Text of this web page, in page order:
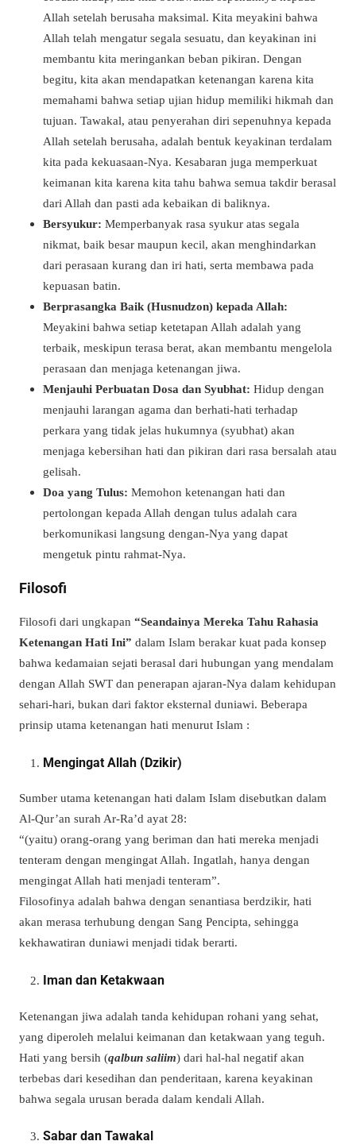
Allah setelah berusaha maksimal. Kita meyakini bahwa
Allah telah mengatur segala sesuatu, dan keyakinan ini
membantu kita meringankan beban pikiran. Dengan
begitu, kita akan mendapatkan ketenangan karena kita
memahami bahwa setiap ujian hidup memiliki hikmah dan
tujuan. Tawakal, atau penyerahan diri sepenuhnya kepada
Allah setelah berusaha, adalah bentuk keyakinan terdalam
kita pada kekuasaan-Nya. Kesabaran juga memperkuat
keimanan kita karena kita tahu bahwa semua takdir berasal
dari Allah dan pasti ada kebaikan di baliknya.
Bersyukur: Memperbanyak rasa syukur atas segala
nikmat, baik besar maupun kecil, akan menghindarkan
dari perasaan kurang dan iri hati, serta membawa pada
kepuasan batin.
Berprasangka Baik (Husnudzon) kepada Allah:
Meyakini bahwa setiap ketetapan Allah adalah yang
terbaik, meskipun terasa berat, akan membantu mengelola
perasaan dan menjaga ketenangan jiwa.
Menjauhi Perbuatan Dosa dan Syubhat: Hidup dengan
menjauhi larangan agama dan berhati-hati terhadap
perkara yang tidak jelas hukumnya (syubhat) akan
menjaga kebersihan hati dan pikiran dari rasa bersalah atau
gelisah.
Doa yang Tulus: Memohon ketenangan hati dan
pertolongan kepada Allah dengan tulus adalah cara
berkomunikasi langsung dengan-Nya yang dapat
mengetuk pintu rahmat-Nya.
Filosofi
Filosofi dari ungkapan “Seandainya Mereka Tahu Rahasia
Ketenangan Hati Ini” dalam Islam berakar kuat pada konsep
bahwa kedamaian sejati berasal dari hubungan yang mendalam
dengan Allah SWT dan penerapan ajaran-Nya dalam kehidupan
sehari-hari, bukan dari faktor eksternal duniawi. Beberapa
prinsip utama ketenangan hati menurut Islam :
Mengingat Allah (Dzikir)
Sumber utama ketenangan hati dalam Islam disebutkan dalam
Al-Qur’an surah Ar-Ra’d ayat 28:
“(yaitu) orang-orang yang beriman dan hati mereka menjadi
tenteram dengan mengingat Allah. Ingatlah, hanya dengan
mengingat Allah hati menjadi tenteram”.
Filosofinya adalah bahwa dengan senantiasa berdzikir, hati
akan merasa terhubung dengan Sang Pencipta, sehingga
kekhawatiran duniawi menjadi tidak berarti.
Iman dan Ketakwaan
Ketenangan jiwa adalah tanda kehidupan rohani yang sehat,
yang diperoleh melalui keimanan dan ketakwaan yang teguh.
Hati yang bersih (qalbun saliim) dari hal-hal negatif akan
terbebas dari kesedihan dan penderitaan, karena keyakinan
bahwa segala urusan berada dalam kendali Allah.
Sabar dan Tawakal